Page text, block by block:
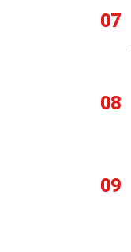
07
08
09